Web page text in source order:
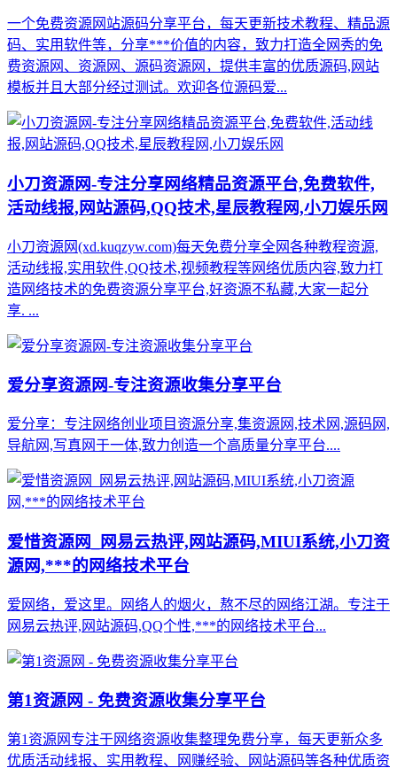
一个免费资源网站源码分享平台，每天更新技术教程、精品源
码、实用软件等，分享***价值的内容，致力打造全网秀的免
费资源网、资源网、源码资源网，提供丰富的优质源码,网站
模板并且大部分经过测试。欢迎各位源码爱...
小刀资源网-专注分享网络精品资源平台,免费软件,
活动线报,网站源码,QQ技术,星辰教程网,小刀娱乐网
小刀资源网(xd.kuqzyw.com)每天免费分享全网各种教程资源,
活动线报,实用软件,QQ技术,视频教程等网络优质内容,致力打
造网络技术的免费资源分享平台,好资源不私藏,大家一起分
享. ...
爱分享资源网-专注资源收集分享平台
爱分享：专注网络创业项目资源分享,集资源网,技术网,源码网,
导航网,写真网于一体,致力创造一个高质量分享平台....
爱惜资源网_网易云热评,网站源码,MIUI系统,小刀资
源网,***的网络技术平台
爱网络，爱这里。网络人的烟火，熬不尽的网络江湖。专注于
网易云热评,网站源码,QQ个性,***的网络技术平台...
第1资源网 - 免费资源收集分享平台
第1资源网专注于网络资源收集整理免费分享，每天更新众多
优质活动线报、实用教程、网赚经验、网站源码等各种优质资